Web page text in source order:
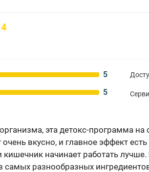
4
5
5
эта детокс-программа
вкусно, и главное эффект
кишечник начинает работать
самых разнообразных